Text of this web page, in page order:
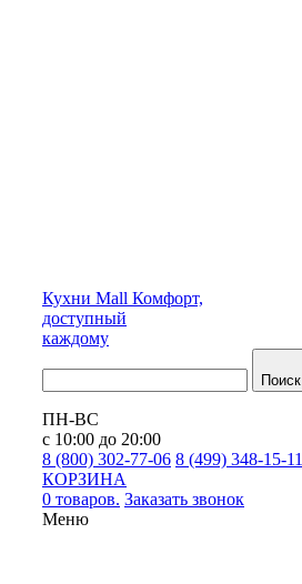
Кухни Mall Комфорт,
доступный
каждому
Поиск
ПН-ВС
с 10:00 до 20:00
8 (800) 302-77-06 8 (499) 348-15-11
КОРЗИНА
0 товаров. Заказать звонок
Меню